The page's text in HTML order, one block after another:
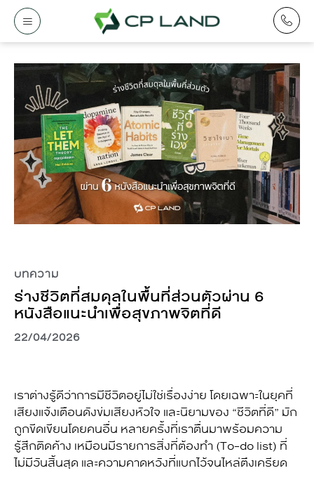
บทความ
ร่างชีวิตที่สมดุลในพื้นที่ส่วนตัวผ่าน 6
หนังสือแนะนำเพื่อสุขภาพจิตที่ดี
22/04/2026
เราต่างรู้ดีว่าการมีชีวิตอยู่ไม่ใช่เรื่องง่าย โดยเฉพาะในยุคที่
เสียงแจ้งเตือนดังข่มเสียงหัวใจ และนิยามของ “ชีวิตที่ดี” มัก
ถูกขีดเขียนโดยคนอื่น หลายครั้งที่เราตื่นมาพร้อมความ
รู้สึกติดค้าง เหมือนมีรายการสิ่งที่ต้องทำ (To-do list) ที่
ไม่มีวันสิ้นสุด และความคาดหวังที่แบกไว้จนไหล่ตึงเครียด